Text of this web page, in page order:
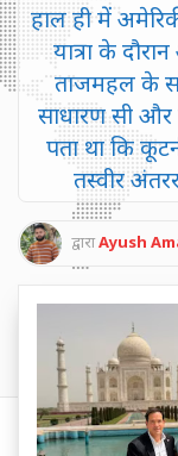
हाल ही में
यात्रा के
ताजमहल के
साधारण सी
पता था कि
तस्वीर
द्वाराAyush